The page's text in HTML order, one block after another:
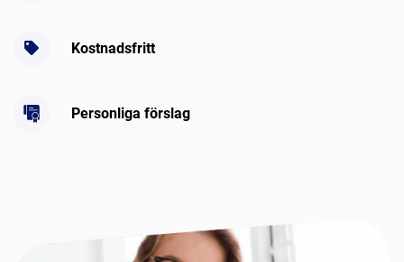
Kostnadsfritt
Personliga förslag